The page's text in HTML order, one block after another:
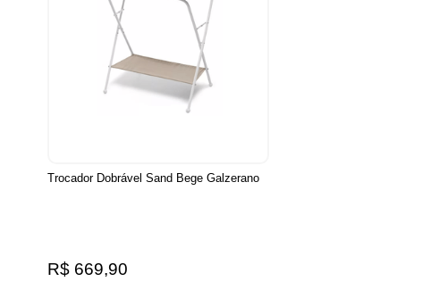
Trocador Dobrável Sand Bege Galzerano
R$ 669,90